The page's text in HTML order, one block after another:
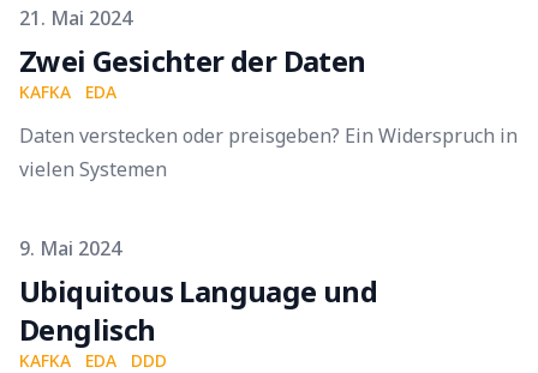
Published on
21. Mai 2024
Zwei Gesichter der Daten
KAFKA EDA
Daten verstecken oder preisgeben? Ein Widerspruch in
vielen Systemen
Published on
9. Mai 2024
Ubiquitous Language und
Denglisch
KAFKA EDA DDD